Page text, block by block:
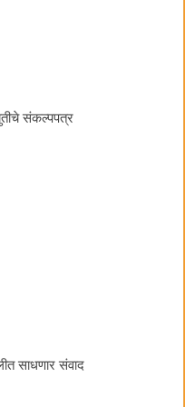
संकल्पपत्र
साधणार संवाद